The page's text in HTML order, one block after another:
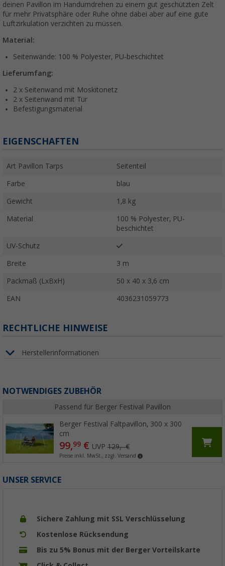
deinen Pavillon im Handumdrehen zu einem gut geschützten Zelt
für mehr Privatsphäre oder Ruhe ohne dabei aber auf eine gute
Luftzirkulation verzichten zu müssen.
Material:
Seitenwände: 100 % Polyester, PU-beschichtet
Lieferumfang:
2 x Seitenwand mit Moskitonetz
2 x Seitenwand mit Tür
Befestigungsmaterial
EIGENSCHAFTEN
Art Pavillon Tarps Seitenteil
Farbe blau
Gewicht 1,8 kg
Material
100 % Polyester, PU-
beschichtet
UV-Schutz
Breite 3 m
Packmaß (LxBxH) 50 x 40 x 3,6 cm
EAN 4036231059773
RECHTLICHE HINWEISE
Herstellerinformationen
NOTWENDIGES ZUBEHÖR
Passend für Berger Festival Pavillon
Berger Festival Faltpavillon, 300 x 300
cm
99,99€ UVP129,- €
Preise inkl. MwSt., zzgl. Versand
UNSER SERVICE
Sichere Zahlung mit SSL Verschlüsselung
Kostenlose Rücksendung
Bis zu 5% Bonus mit der Berger Vorteilskarte